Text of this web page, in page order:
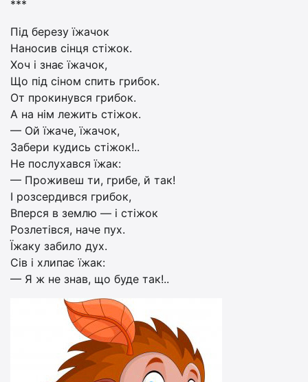
***
Під березу їжачок
Наносив сінця стіжок.
Хоч і знає їжачок,
Що під сіном спить грибок.
От прокинувся грибок.
А на нім лежить стіжок.
— Ой їжаче, їжачок,
Забери кудись стіжок!..
Не послухався їжак:
— Проживеш ти, грибе, й так!
І розсердився грибок,
Вперся в землю — і стіжок
Розлетівся, наче пух.
Їжаку забило дух.
Сів і хлипає їжак:
— Я ж не знав, що буде так!..